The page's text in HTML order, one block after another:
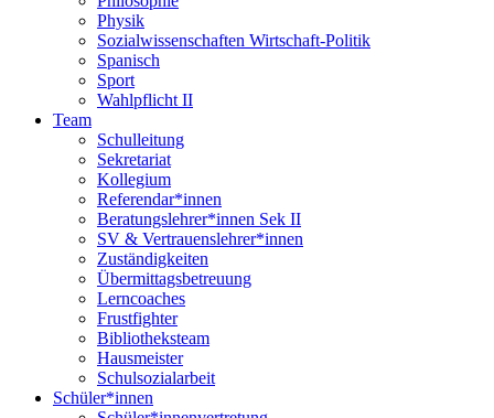
Physik
Sozialwissenschaften Wirtschaft-Politik
Spanisch
Sport
Wahlpflicht II
Team
Schulleitung
Sekretariat
Kollegium
Referendar*innen
Beratungslehrer*innen Sek II
SV & Vertrauenslehrer*innen
Zuständigkeiten
Übermittagsbetreuung
Lerncoaches
Frustfighter
Bibliotheksteam
Hausmeister
Schulsozialarbeit
Schüler*innen